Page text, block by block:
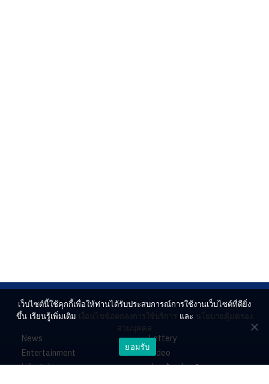
News
Entertainment
Lifestyle
Lottery
Video
ร่วมด้วยช่วยกัน
เว็บไซต์นี้ใช้คุกกี้เพื่อให้ท่านได้รับประสบการณ์การใช้งานเว็บไซต์ที่ดียิ่ง
ขึ้น เรียนรู้เพิ่มเติม เงื่อนไขข้อตกลงการใช้บริการ และ นโยบายคุ้มครอง
ส่วนบุคคล
ยอมรับ